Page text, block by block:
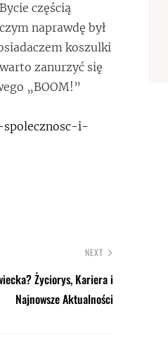
częścią
naprawdę był
koszulki
zanurzyć się
„BOOM!”
i-
NEXT
Życiorys, Kariera i
Najnowsze Aktualności